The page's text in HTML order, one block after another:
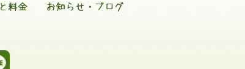
料金 お知らせ・ブログ